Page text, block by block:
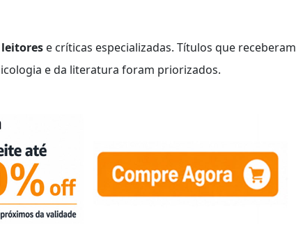
e críticas especializadas. Títulos que receberam
e da literatura foram priorizados.